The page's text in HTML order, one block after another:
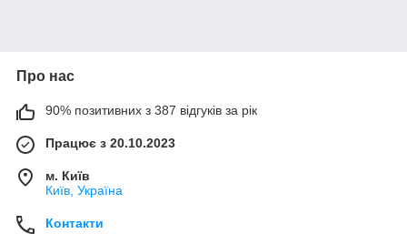
Про нас
90% позитивних з 387 відгуків за рік
Працює з 20.10.2023
м. Київ
Київ, Україна
Контакти